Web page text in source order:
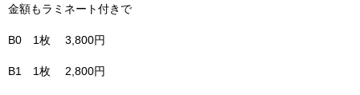
金額もラミネート付きで
B0 1枚 3,800円
B1 1枚 2,800円